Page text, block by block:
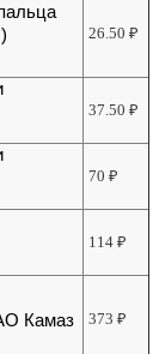
26.50₽
37.50₽
70₽
114₽
Камаз
373₽